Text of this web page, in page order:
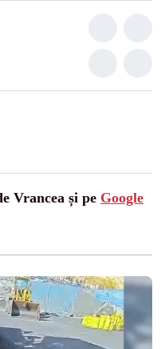
Vrancea și pe Google